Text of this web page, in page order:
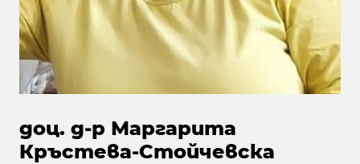
доц. д-р Маргарита
Кръстева-Стойчевска